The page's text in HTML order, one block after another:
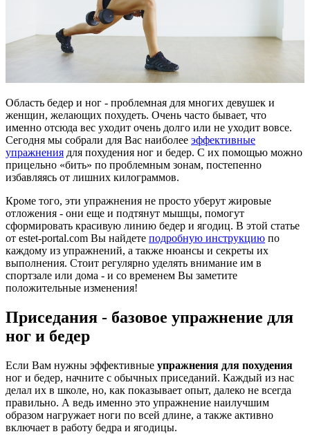
Область бедер и ног - проблемная для многих девушек и
женщин, желающих похудеть. Очень часто бывает, что
именно отсюда вес уходит очень долго или не уходит вовсе.
Сегодня мы собрали для Вас наиболее эффективные
упражнения для похудения ног и бедер. С их помощью можно
прицельно «бить» по проблемным зонам, постепенно
избавляясь от лишних килограммов.
Кроме того, эти упражнения не просто уберут жировые
отложения - они еще и подтянут мышцы, помогут
сформировать красивую линию бедер и ягодиц. В этой статье
от estet-portal.сom Вы найдете подробную инструкцию по
каждому из упражнений, а также нюансы и секреты их
выполнения. Стоит регулярно уделять внимание им в
спортзале или дома - и со временем Вы заметите
положительные изменения!
Приседания - базовое упражнение для
ног и бедер
Если Вам нужны эффективные упражнения для похудения
ног и бедер, начните с обычных приседаний. Каждый из нас
делал их в школе, но, как показывает опыт, далеко не всегда
правильно. А ведь именно это упражнение наилучшим
образом нагружает ноги по всей длине, а также активно
включает в работу бедра и ягодицы.